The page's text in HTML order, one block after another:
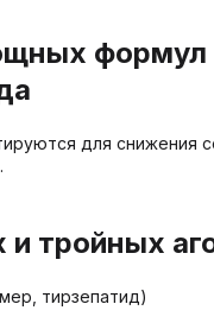
формул
для снижения
тройных
тирзепатид)